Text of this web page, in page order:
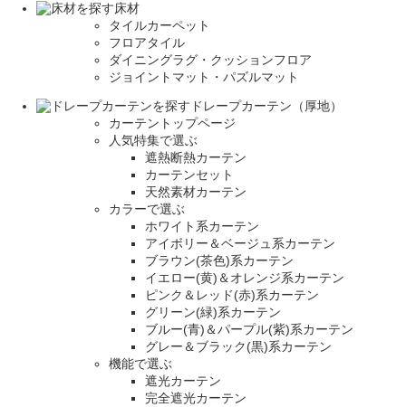
床材
タイルカーペット
フロアタイル
ダイニングラグ・クッションフロア
ジョイントマット・パズルマット
ドレープカーテン（厚地）
カーテントップページ
人気特集で選ぶ
遮熱断熱カーテン
カーテンセット
天然素材カーテン
カラーで選ぶ
ホワイト系カーテン
アイボリー＆ベージュ系カーテン
ブラウン(茶色)系カーテン
イエロー(黄)＆オレンジ系カーテン
ピンク＆レッド(赤)系カーテン
グリーン(緑)系カーテン
ブルー(青)＆パープル(紫)系カーテン
グレー＆ブラック(黒)系カーテン
機能で選ぶ
遮光カーテン
完全遮光カーテン